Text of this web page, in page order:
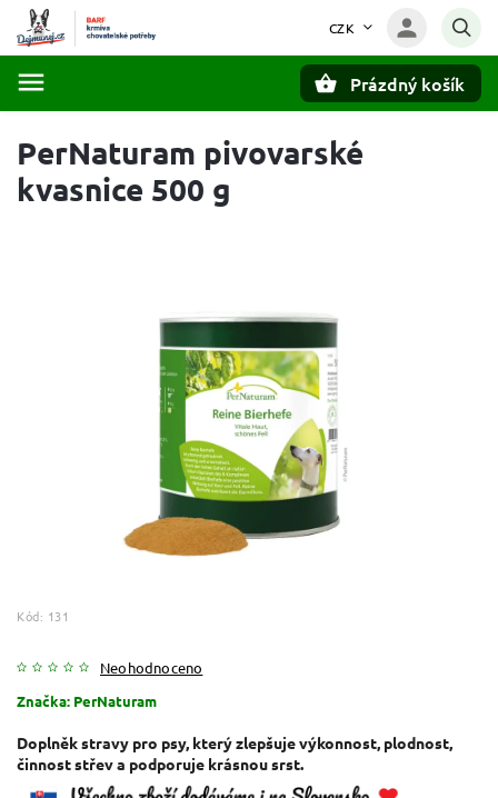
CZK
Prázdný košík
PerNaturam pivovarské
kvasnice 500 g
Kód: 131
Neohodnoceno
Značka: PerNaturam
Doplněk stravy pro psy, který zlepšuje výkonnost, plodnost,
činnost střev a podporuje krásnou srst.